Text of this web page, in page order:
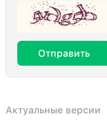
Отправить
Актуальные версии